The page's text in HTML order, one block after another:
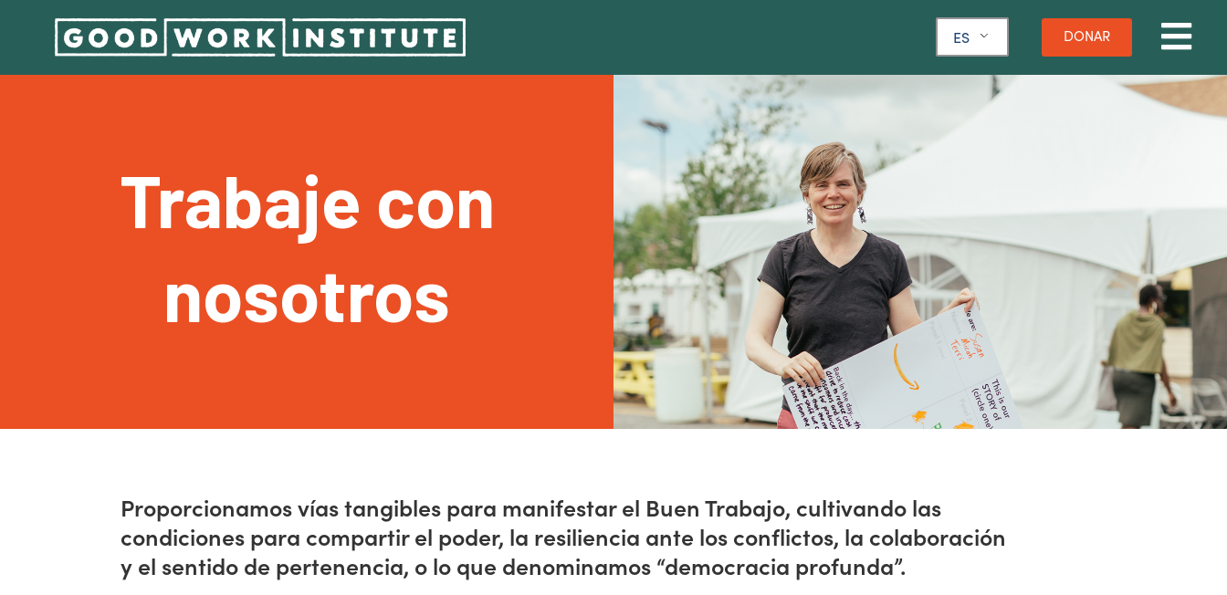
ES DONAR
Trabaje con
nosotros
Proporcionamos vías tangibles para manifestar el Buen Trabajo, cultivando las
condiciones para compartir el poder, la resiliencia ante los conflictos, la colaboración
y el sentido de pertenencia, o lo que denominamos “democracia profunda”.